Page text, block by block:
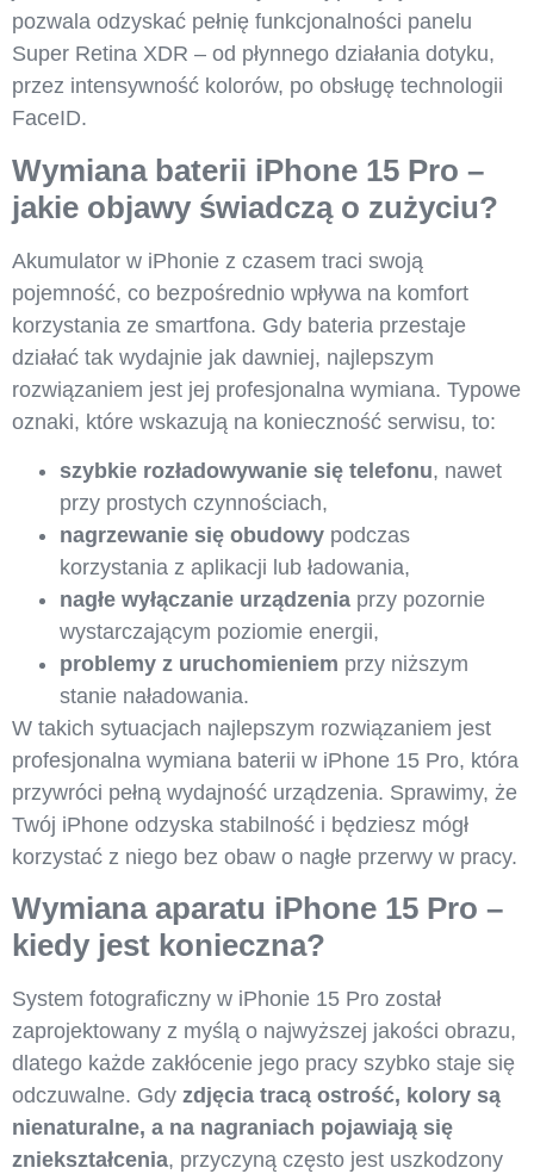
pozwala odzyskać pełnię funkcjonalności panelu
Super Retina XDR – od płynnego działania dotyku,
przez intensywność kolorów, po obsługę technologii
FaceID.
Wymiana baterii iPhone 15 Pro –
jakie objawy świadczą o zużyciu?
Akumulator w iPhonie z czasem traci swoją
pojemność, co bezpośrednio wpływa na komfort
korzystania ze smartfona. Gdy bateria przestaje
działać tak wydajnie jak dawniej, najlepszym
rozwiązaniem jest jej profesjonalna wymiana. Typowe
oznaki, które wskazują na konieczność serwisu, to:
szybkie rozładowywanie się telefonu, nawet
przy prostych czynnościach,
nagrzewanie się obudowy podczas
korzystania z aplikacji lub ładowania,
nagłe wyłączanie urządzenia przy pozornie
wystarczającym poziomie energii,
problemy z uruchomieniem przy niższym
stanie naładowania.
W takich sytuacjach najlepszym rozwiązaniem jest
profesjonalna wymiana baterii w iPhone 15 Pro, która
przywróci pełną wydajność urządzenia. Sprawimy, że
Twój iPhone odzyska stabilność i będziesz mógł
korzystać z niego bez obaw o nagłe przerwy w pracy.
Wymiana aparatu iPhone 15 Pro –
kiedy jest konieczna?
System fotograficzny w iPhonie 15 Pro został
zaprojektowany z myślą o najwyższej jakości obrazu,
dlatego każde zakłócenie jego pracy szybko staje się
odczuwalne. Gdy zdjęcia tracą ostrość, kolory są
nienaturalne, a na nagraniach pojawiają się
zniekształcenia, przyczyną często jest uszkodzony